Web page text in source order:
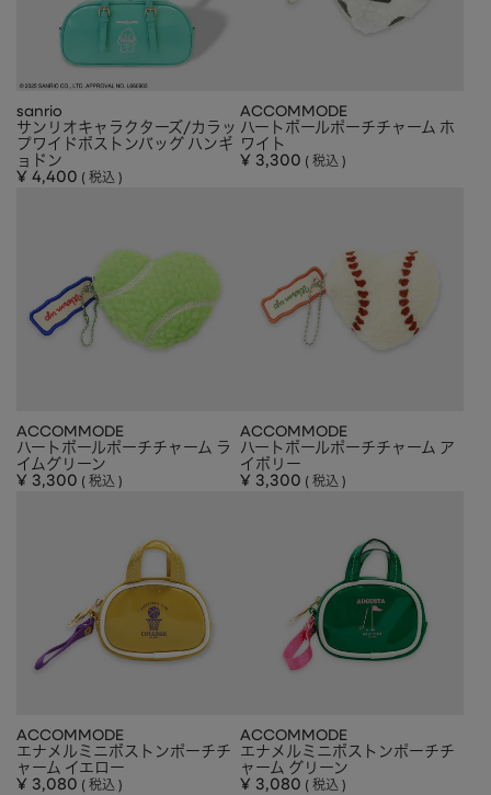
sanrio
サンリオキャラクターズ/カラッ
プワイドボストンバッグ ハンギ
ョドン
¥ 4,400 税込
ACCOMMODE
ハートボールポーチチャーム ホ
ワイト
¥ 3,300 税込
ACCOMMODE
ハートボールポーチチャーム ラ
イムグリーン
¥ 3,300 税込
ACCOMMODE
ハートボールポーチチャーム ア
イボリー
¥ 3,300 税込
ACCOMMODE
エナメルミニボストンポーチチ
ャーム イエロー
¥ 3,080 税込
ACCOMMODE
エナメルミニボストンポーチチ
ャーム グリーン
¥ 3,080 税込